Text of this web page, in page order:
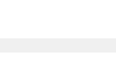
en descender a los